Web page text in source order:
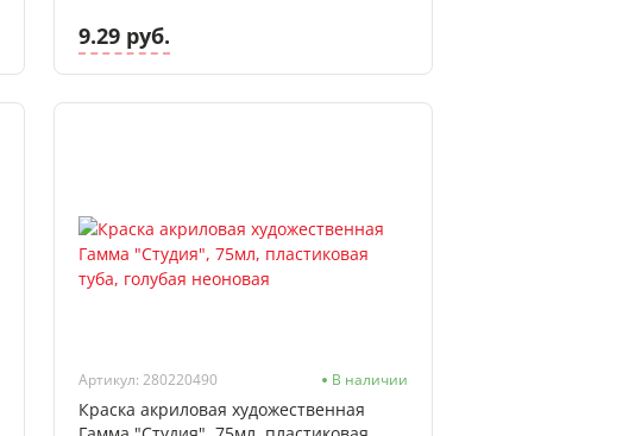
9.29 руб.
Артикул: 280220490 В наличии
Краска акриловая художественная